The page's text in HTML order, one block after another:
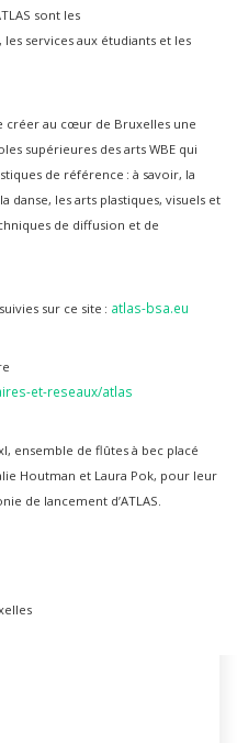
sont les
les services aux étudiants et les
créer au cœur de Bruxelles une
supérieures des arts WBE qui
de référence : à savoir, la
danse, les arts plastiques, visuels et
de diffusion et de
sur ce site : atlas-bsa.eu
et-reseaux/atlas
ensemble de flûtes à bec placé
Houtman et Laura Pok, pour leur
de lancement d’ATLAS.